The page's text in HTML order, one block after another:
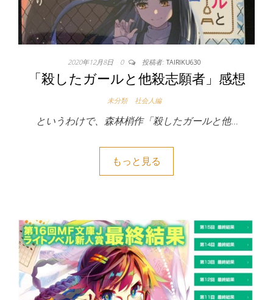
2020年12月8日 0 投稿者: TAIRIKU630
「殺したガールと他殺志願者」感想
未分類 社会人編
というわけで、森林梢作「殺したガールと他…
もっと見る